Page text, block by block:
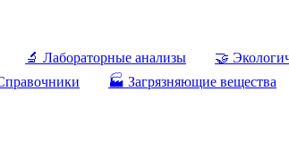
🔬 Лабораторные анализы 🤝
🏭 Загрязняющие вещества